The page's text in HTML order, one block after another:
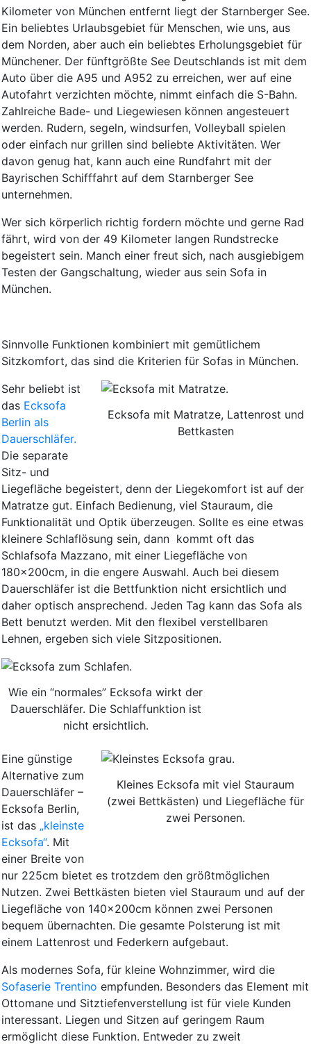
Kilometer von München entfernt liegt der Starnberger See.
Ein beliebtes Urlaubsgebiet für Menschen, wie uns, aus
dem Norden, aber auch ein beliebtes Erholungsgebiet für
Münchener. Der fünftgrößte See Deutschlands ist mit dem
Auto über die A95 und A952 zu erreichen, wer auf eine
Autofahrt verzichten möchte, nimmt einfach die S-Bahn.
Zahlreiche Bade- und Liegewiesen können angesteuert
werden. Rudern, segeln, windsurfen, Volleyball spielen
oder einfach nur grillen sind beliebte Aktivitäten. Wer
davon genug hat, kann auch eine Rundfahrt mit der
Bayrischen Schifffahrt auf dem Starnberger See
unternehmen.
Wer sich körperlich richtig fordern möchte und gerne Rad
fährt, wird von der 49 Kilometer langen Rundstrecke
begeistert sein. Manch einer freut sich, nach ausgiebigem
Testen der Gangschaltung, wieder aus sein Sofa in
München.
Sinnvolle Funktionen kombiniert mit gemütlichem
Sitzkomfort, das sind die Kriterien für Sofas in München.
Ecksofa mit Matratze, Lattenrost und
Bettkasten
Sehr beliebt ist
das Ecksofa
Berlin als
Dauerschläfer.
Die separate
Sitz- und
Liegefläche begeistert, denn der Liegekomfort ist auf der
Matratze gut. Einfach Bedienung, viel Stauraum, die
Funktionalität und Optik überzeugen. Sollte es eine etwas
kleinere Schlaflösung sein, dann kommt oft das
Schlafsofa Mazzano, mit einer Liegefläche von
180x200cm, in die engere Auswahl. Auch bei diesem
Dauerschläfer ist die Bettfunktion nicht ersichtlich und
daher optisch ansprechend. Jeden Tag kann das Sofa als
Bett benutzt werden. Mit den flexibel verstellbaren
Lehnen, ergeben sich viele Sitzpositionen.
Wie ein “normales” Ecksofa wirkt der
Dauerschläfer. Die Schlaffunktion ist
nicht ersichtlich.
Kleines Ecksofa mit viel Stauraum
(zwei Bettkästen) und Liegefläche für
zwei Personen.
Eine günstige
Alternative zum
Dauerschläfer –
Ecksofa Berlin,
ist das „kleinste
Ecksofa“. Mit
einer Breite von
nur 225cm bietet es trotzdem den größtmöglichen
Nutzen. Zwei Bettkästen bieten viel Stauraum und auf der
Liegefläche von 140x200cm können zwei Personen
bequem übernachten. Die gesamte Polsterung ist mit
einem Lattenrost und Federkern aufgebaut.
Als modernes Sofa, für kleine Wohnzimmer, wird die
Sofaserie Trentino empfunden. Besonders das Element mit
Ottomane und Sitztiefenverstellung ist für viele Kunden
interessant. Liegen und Sitzen auf geringem Raum
ermöglicht diese Funktion. Entweder zu zweit